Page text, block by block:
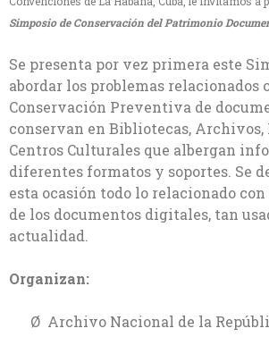
Simposio de Conservación del Patrimonio
Se presenta por vez primera este
abordar los problemas relacionados
Conservación Preventiva de
conservan en Bibliotecas, Archivos,
Centros Culturales que albergan
diferentes formatos y soportes. Se
esta ocasión todo lo relacionado
de los documentos digitales, tan
actualidad.
Organizan:
Ø Archivo Nacional de la